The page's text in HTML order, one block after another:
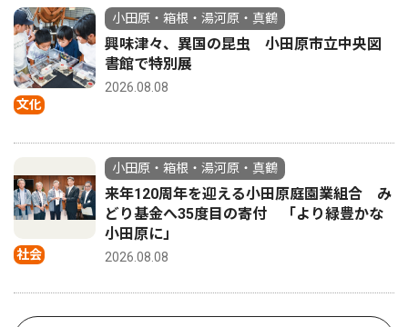
文化
小田原・箱根・湯河原・真鶴
興味津々、異国の昆虫 小田原市立中央図
書館で特別展
2026.08.08
社会
小田原・箱根・湯河原・真鶴
来年120周年を迎える小田原庭園業組合 み
どり基金へ35度目の寄付 「より緑豊かな
小田原に」
2026.08.08